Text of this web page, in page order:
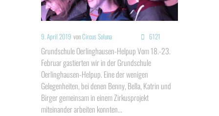
9. April 2019 vonCircus Soluna 6121
Grundschule Oerlinghausen-Helpup Vom 18.-23.
Februar gastierten wir in der Grundschule
Oerlinghausen-Helpup. Eine der wenigen
Gelegenheiten, bei denen Benny, Bella, Katrin und
Birger gemeinsam in einem Zirkusprojekt
miteinander arbeiten konnten...